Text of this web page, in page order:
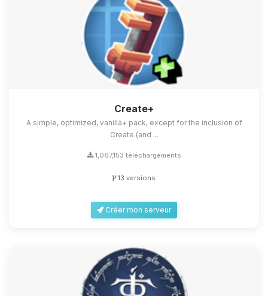
Create+
A simple, optimized, vanilla+ pack, except for the inclusion of
Create (and ...
1,067,153 téléchargements
13 versions
Créer mon serveur